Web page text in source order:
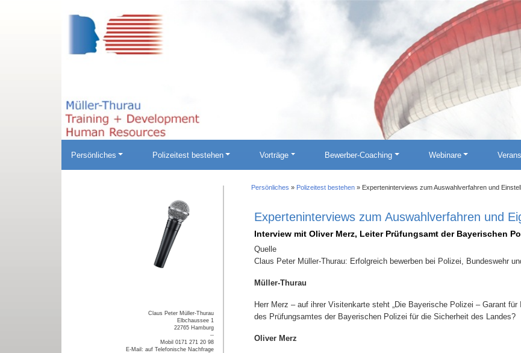
Persönliches Polizeitest bestehen Vorträge Bewerber-Coaching Webinare
Persönliches » Polizeitest bestehen » Experteninterviews zum Auswahlverfahren und
Experteninterviews zum Auswahlverfahren und
Interview mit Oliver Merz, Leiter Prüfungsamt der Bayerischen
Quelle
Claus Peter Müller-Thurau: Erfolgreich bewerben bei Polizei, Bundeswehr
Müller-Thurau
Herr Merz – auf ihrer Visitenkarte steht „Die Bayerische Polizei – Garant
des Prüfungsamtes der Bayerischen Polizei für die Sicherheit des Landes?
Oliver Merz
Claus Peter Müller-Thurau
Elbchaussee 1
22765 Hamburg
--
Mobil 0171 271 20 98
E-Mail: auf Telefonische Nachfrage